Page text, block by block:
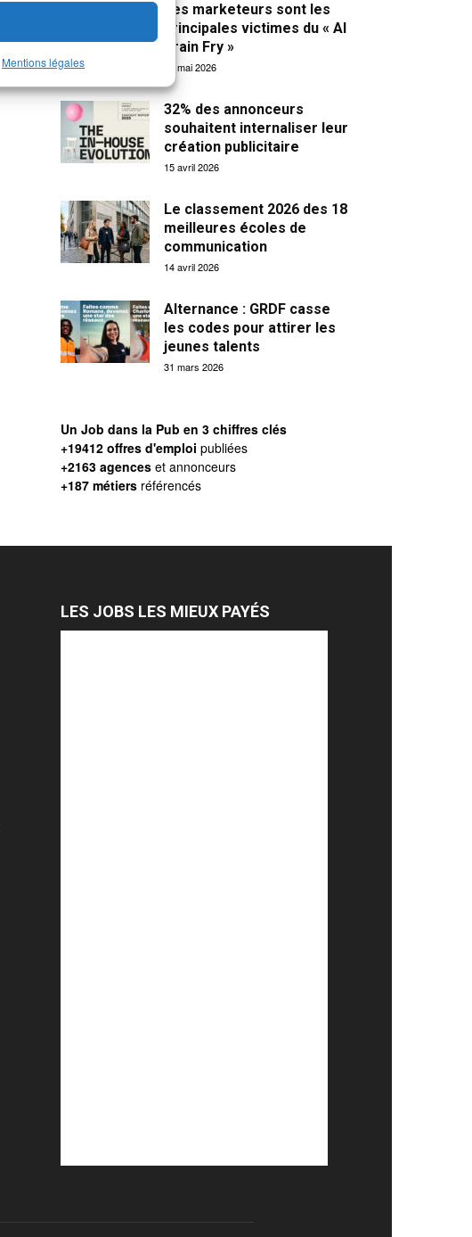
Mentions légales
Les marketeurs sont les
principales victimes du « AI
Brain Fry »
19 mai 2026
32% des annonceurs
souhaitent internaliser leur
création publicitaire
15 avril 2026
Le classement 2026 des 18
meilleures écoles de
communication
14 avril 2026
Alternance : GRDF casse
les codes pour attirer les
jeunes talents
31 mars 2026
Un Job dans la Pub en 3 chiffres clés
+19412 offres d'emploi publiées
+2163 agences et annonceurs
+187 métiers référencés
LES JOBS LES MIEUX PAYÉS